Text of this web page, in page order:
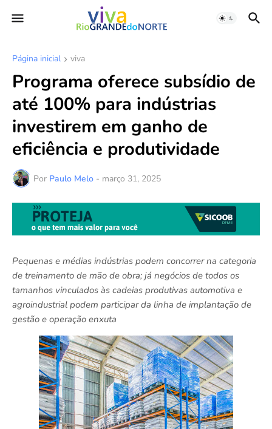
Página inicial viva
Programa oferece subsídio de
até 100% para indústrias
investirem em ganho de
eficiência e produtividade
Por Paulo Melo - março 31, 2025
Pequenas e médias indústrias podem concorrer na categoria
de treinamento de mão de obra; já negócios de todos os
tamanhos vinculados às cadeias produtivas automotiva e
agroindustrial podem participar da linha de implantação de
gestão e operação enxuta